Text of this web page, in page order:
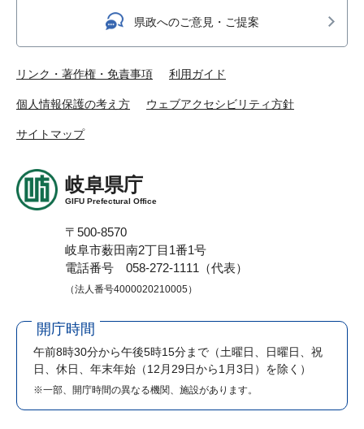
県政へのご意見・ご提案
リンク・著作権・免責事項 利用ガイド
個人情報保護の考え方 ウェブアクセシビリティ方針
サイトマップ
岐阜県庁
GIFU Prefectural Office
〒500-8570
岐阜市薮田南2丁目1番1号
電話番号 058-272-1111（代表）
（法人番号4000020210005）
開庁時間
午前8時30分から午後5時15分まで （土曜日、日曜日、祝
日、休日、年末年始（12月29日から1月3日）を除く）
※一部、開庁時間の異なる機関、施設があります。